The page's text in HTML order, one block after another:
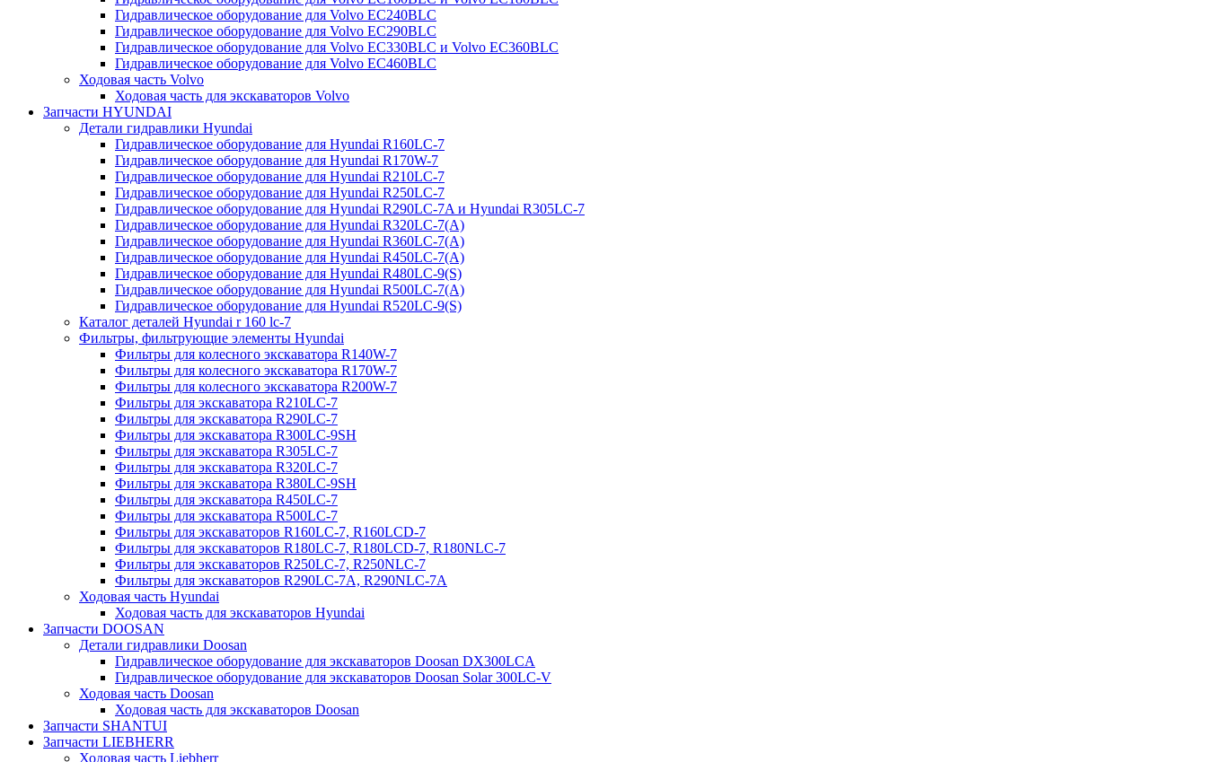
Гидравлическое оборудование для Volvo EC240BLC
Гидравлическое оборудование для Volvo EC290BLC
Гидравлическое оборудование для Volvo EC330BLC и Volvo EC360BLC
Гидравлическое оборудование для Volvo EC460BLC
Ходовая часть Volvo
Ходовая часть для экскаваторов Volvo
Запчасти HYUNDAI
Детали гидравлики Hyundai
Гидравлическое оборудование для Hyundai R160LC-7
Гидравлическое оборудование для Hyundai R170W-7
Гидравлическое оборудование для Hyundai R210LC-7
Гидравлическое оборудование для Hyundai R250LC-7
Гидравлическое оборудование для Hyundai R290LC-7A и Hyundai R305LC-7
Гидравлическое оборудование для Hyundai R320LC-7(A)
Гидравлическое оборудование для Hyundai R360LC-7(A)
Гидравлическое оборудование для Hyundai R450LC-7(A)
Гидравлическое оборудование для Hyundai R480LC-9(S)
Гидравлическое оборудование для Hyundai R500LC-7(A)
Гидравлическое оборудование для Hyundai R520LC-9(S)
Каталог деталей Hyundai r 160 lc-7
Фильтры, фильтрующие элементы Hyundai
Фильтры для колесного экскаватора R140W-7
Фильтры для колесного экскаватора R170W-7
Фильтры для колесного экскаватора R200W-7
Фильтры для экскаватора R210LC-7
Фильтры для экскаватора R290LC-7
Фильтры для экскаватора R300LC-9SH
Фильтры для экскаватора R305LC-7
Фильтры для экскаватора R320LC-7
Фильтры для экскаватора R380LC-9SH
Фильтры для экскаватора R450LC-7
Фильтры для экскаватора R500LC-7
Фильтры для экскаваторов R160LC-7, R160LCD-7
Фильтры для экскаваторов R180LC-7, R180LCD-7, R180NLC-7
Фильтры для экскаваторов R250LC-7, R250NLC-7
Фильтры для экскаваторов R290LC-7A, R290NLC-7A
Ходовая часть Hyundai
Ходовая часть для экскаваторов Hyundai
Запчасти DOOSAN
Детали гидравлики Doosan
Гидравлическое оборудование для экскаваторов Doosan DX300LCA
Гидравлическое оборудование для экскаваторов Doosan Solar 300LC-V
Ходовая часть Doosan
Ходовая часть для экскаваторов Doosan
Запчасти SHANTUI
Запчасти LIEBHERR
Ходовая часть Liebherr